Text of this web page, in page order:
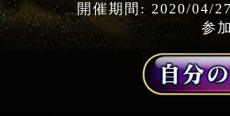
開催期間: 2020/04/
参